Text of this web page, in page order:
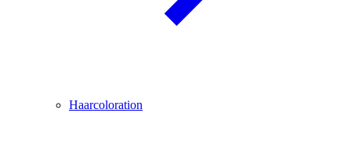
Haarcoloration